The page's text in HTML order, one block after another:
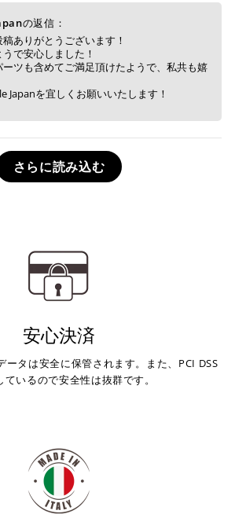
の返信：
ありがとうございます！
で安心しました！
ツも含めてご満足頂けたようで、私共も嬉
Japanを宜しくお願いいたします！
さらに読み込む
安心決済
ータは安全に保管されます。また、PCI DSS
ているので安全性は抜群です。